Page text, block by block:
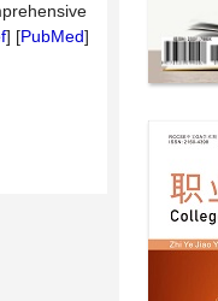
] [PubMed]